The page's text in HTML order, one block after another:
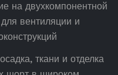
на двухкомпонентной
вентиляции и
ткани и отделка